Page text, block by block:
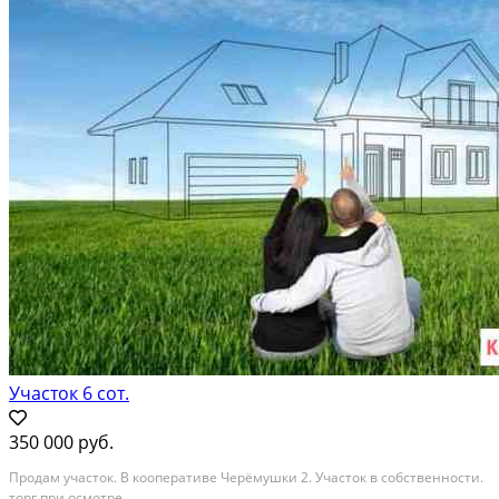
Участок 6 сот.
350 000 руб.
Продам участок. В кооперативе Черёмушки 2. Участок в собственности.